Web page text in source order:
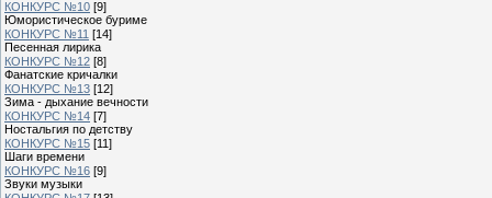
КОНКУРС №10 [9]
Юмористическое буриме
КОНКУРС №11 [14]
Песенная лирика
КОНКУРС №12 [8]
Фанатские кричалки
КОНКУРС №13 [12]
Зима - дыхание вечности
КОНКУРС №14 [7]
Ностальгия по детству
КОНКУРС №15 [11]
Шаги времени
КОНКУРС №16 [9]
Звуки музыки